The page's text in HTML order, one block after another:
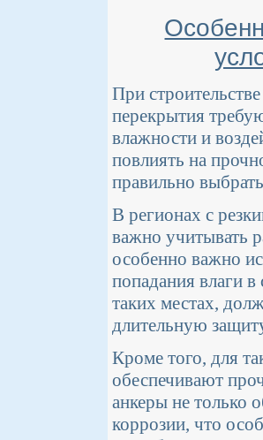
При
перекрытия
влажности и
повлиять на
правильно
В регионах с
важно учитывать
особенно важно
попадания влаги
таких местах,
длительную
Кроме того, для
обеспечивают
анкеры не только
коррозии, что